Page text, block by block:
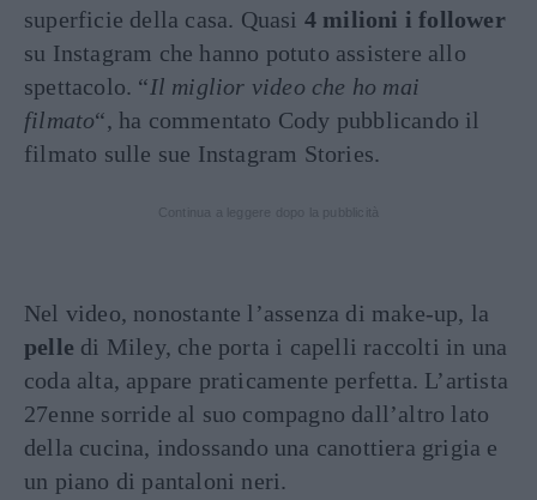
superficie della casa. Quasi 4 milioni i follower
su Instagram che hanno potuto assistere allo
spettacolo. “Il miglior video che ho mai
filmato“, ha commentato Cody pubblicando il
filmato sulle sue Instagram Stories.
Nel video, nonostante l’assenza di make-up, la
pelle di Miley, che porta i capelli raccolti in una
coda alta, appare praticamente perfetta. L’artista
27enne sorride al suo compagno dall’altro lato
della cucina, indossando una canottiera grigia e
un piano di pantaloni neri.